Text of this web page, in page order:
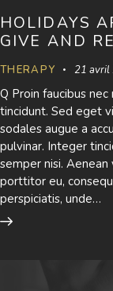
HOLIDAYS
GIVE AND
THERAPY 21 avril
Q Proin faucibus
tincidunt. Sed eget
sodales augue a
pulvinar. Integer
semper nisi.
porttitor eu,
perspiciatis, unde…